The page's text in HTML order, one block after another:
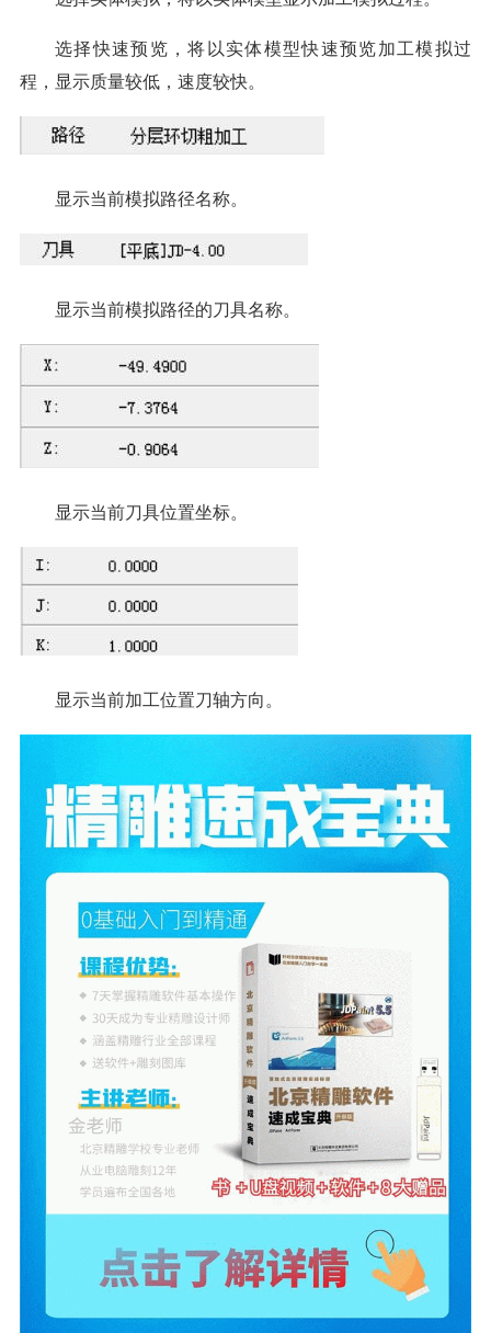
选择快速预览，将以实体模型快速预览加工模拟过
程，显示质量较低，速度较快。
显示当前模拟路径名称。
显示当前模拟路径的刀具名称。
显示当前刀具位置坐标。
显示当前加工位置刀轴方向。